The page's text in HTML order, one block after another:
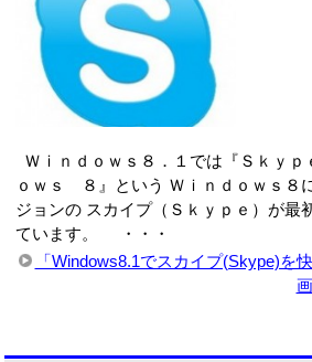
Ｗｉｎｄｏｗｓ８．１では『Ｓｋｙ
ｏｗｓ ８』という Ｗｉｎｄｏｗｓ８
ジョンの スカイプ（Ｓｋｙｐｅ）が最
ています。 ・・・
「Windows8.1でスカイプ(Skype)を